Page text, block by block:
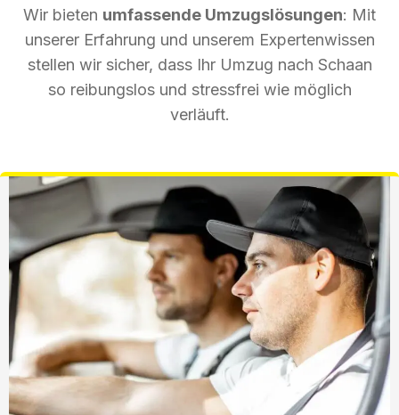
Wir bieten umfassende Umzugslösungen: Mit
unserer Erfahrung und unserem Expertenwissen
stellen wir sicher, dass Ihr Umzug nach Schaan
so reibungslos und stressfrei wie möglich
verläuft.